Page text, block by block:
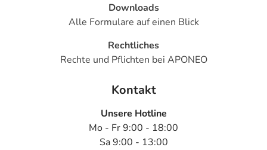
Downloads
Alle Formulare auf einen Blick
Rechtliches
Rechte und Pflichten bei APONEO
Kontakt
Unsere Hotline
Mo - Fr 9:00 - 18:00
Sa 9:00 - 13:00